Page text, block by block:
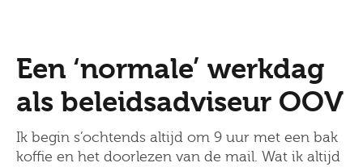
Een ‘normale’ werkdag
als beleidsadviseur OOV
Ik begin s’ochtends altijd om 9 uur met een bak
koffie en het doorlezen van de mail. Wat ik altijd